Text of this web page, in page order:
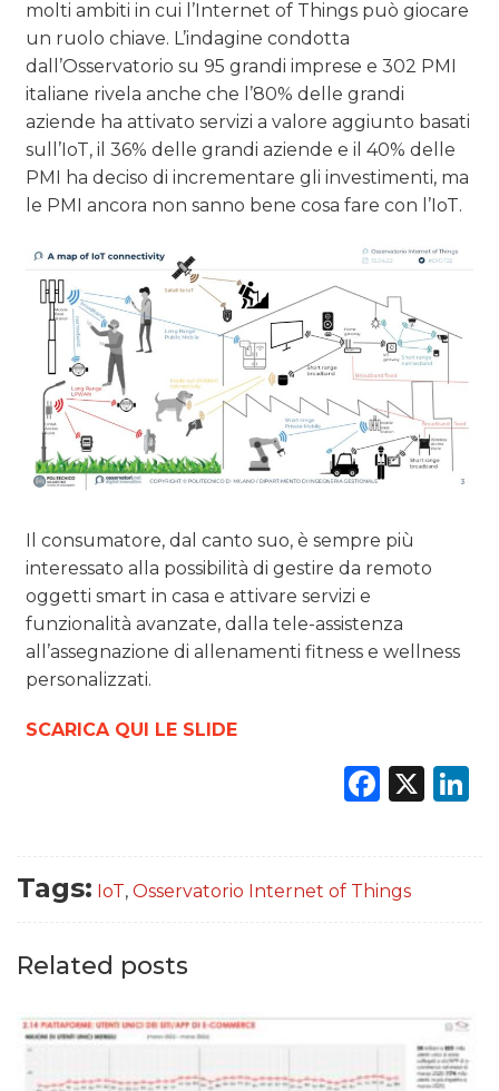
molti ambiti in cui l’Internet of Things può giocare
un ruolo chiave. L’indagine condotta
dall’Osservatorio su 95 grandi imprese e 302 PMI
italiane rivela anche che l’80% delle grandi
aziende ha attivato servizi a valore aggiunto basati
sull’IoT, il 36% delle grandi aziende e il 40% delle
PMI ha deciso di incrementare gli investimenti, ma
le PMI ancora non sanno bene cosa fare con l’IoT.
Il consumatore, dal canto suo, è sempre più
interessato alla possibilità di gestire da remoto
oggetti smart in casa e attivare servizi e
funzionalità avanzate, dalla tele-assistenza
all’assegnazione di allenamenti fitness e wellness
personalizzati.
SCARICA QUI LE SLIDE
X
Tags: IoT, Osservatorio Internet of Things
Related posts